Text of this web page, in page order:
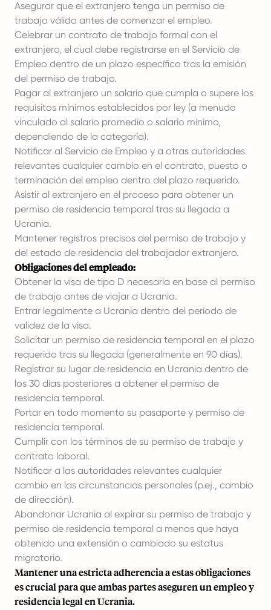
Asegurar que el extranjero tenga un permiso de
trabajo válido antes de comenzar el empleo.
Celebrar un contrato de trabajo formal con el
extranjero, el cual debe registrarse en el Servicio de
Empleo dentro de un plazo específico tras la emisión
del permiso de trabajo.
Pagar al extranjero un salario que cumpla o supere los
requisitos mínimos establecidos por ley (a menudo
vinculado al salario promedio o salario mínimo,
dependiendo de la categoría).
Notificar al Servicio de Empleo y a otras autoridades
relevantes cualquier cambio en el contrato, puesto o
terminación del empleo dentro del plazo requerido.
Asistir al extranjero en el proceso para obtener un
permiso de residencia temporal tras su llegada a
Ucrania.
Mantener registros precisos del permiso de trabajo y
del estado de residencia del trabajador extranjero.
Obligaciones del empleado:
Obtener la visa de tipo D necesaria en base al permiso
de trabajo antes de viajar a Ucrania.
Entrar legalmente a Ucrania dentro del período de
validez de la visa.
Solicitar un permiso de residencia temporal en el plazo
requerido tras su llegada (generalmente en 90 días).
Registrar su lugar de residencia en Ucrania dentro de
los 30 días posteriores a obtener el permiso de
residencia temporal.
Portar en todo momento su pasaporte y permiso de
residencia temporal.
Cumplir con los términos de su permiso de trabajo y
contrato laboral.
Notificar a las autoridades relevantes cualquier
cambio en las circunstancias personales (p.ej., cambio
de dirección).
Abandonar Ucrania al expirar su permiso de trabajo y
permiso de residencia temporal a menos que haya
obtenido una extensión o cambiado su estatus
migratorio.
Mantener una estricta adherencia a estas obligaciones
es crucial para que ambas partes aseguren un empleo y
residencia legal en Ucrania.